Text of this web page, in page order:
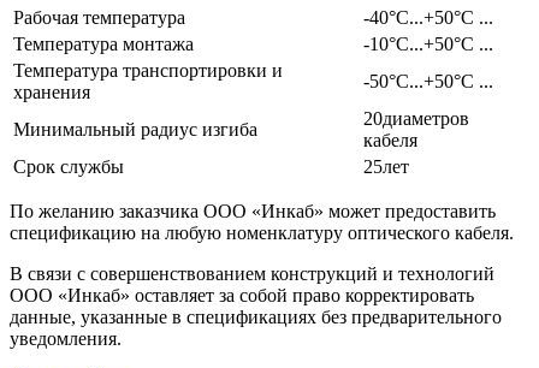
Рабочая температура
-40°C...+50°C ...
Температура монтажа
-10°C...+50°C ...
Температура транспортировки и
хранения
-50°C...+50°C ...
Минимальный радиус изгиба
20диаметров
кабеля
Срок службы
25лет
По желанию заказчика ООО «Инкаб» может предоставить
спецификацию на любую номенклатуру оптического кабеля.
В связи с совершенствованием конструкций и технологий
ООО «Инкаб» оставляет за собой право корректировать
данные, указанные в спецификациях без предварительного
уведомления.